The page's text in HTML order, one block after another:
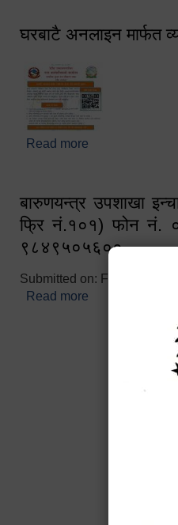
घरबाटै अनलाइन मार्फत
Read more
बारुणयन्त्र उपशाखा
फ्रि नं.१०१) फोन नं.
९८४९५०५६००
Submitted on: Fri, 02/25/
Read more about
नं.१०१) फोन नं.